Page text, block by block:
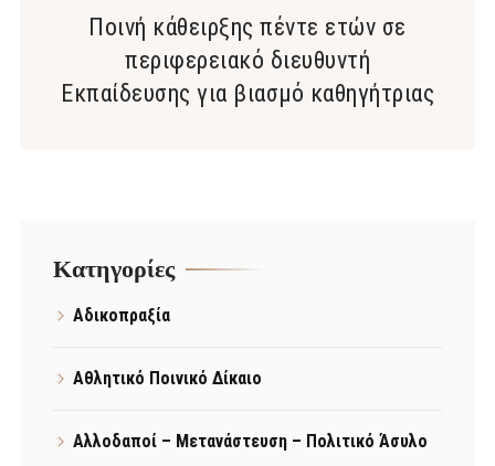
Ποινή κάθειρξης πέντε ετών σε
περιφερειακό διευθυντή
Εκπαίδευσης για βιασμό καθηγήτριας
Kατηγορίες
Αδικοπραξία
Αθλητικό Ποινικό Δίκαιο
Αλλοδαποί – Μετανάστευση – Πολιτικό Άσυλο